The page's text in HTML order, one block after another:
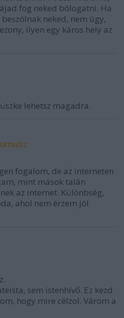
fog neked bólogatni. Ha
neked, nem úgy,
ilyen egy káros hely az
lehetsz magadra.
fogalom, de az interneten
mint mások talán
az internet. Különbség,
ahol nem érzem jól
sem istenhívő. Ez kezd
hogy mire célzol. Várom a